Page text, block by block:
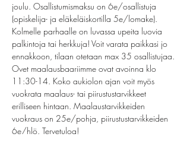
joulu. Osallistumismaksu on 6e/osallistuja
(opiskelija- ja eläkeläiskortilla 5e/lomake).
Kolmelle parhaalle on luvassa upeita luovia
palkintoja tai herkkuja! Voit varata paikkasi jo
ennakkoon, tilaan otetaan max 35 osallistujaa.
Ovet maalausbaariimme ovat avoinna klo
11:30-14. Koko aukiolon ajan voit myös
vuokrata maalaus- tai piirustustarvikkeet
erilliseen hintaan. Maalaustarvikkeiden
vuokraus on 25e/pohja, piirustustarvikkeiden
6e/hlö. Tervetuloa!